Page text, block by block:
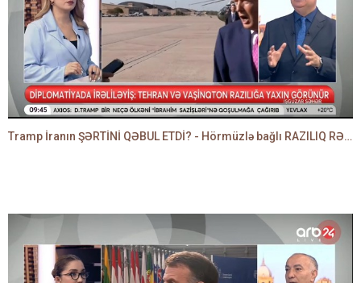
Tramp İranın ŞƏRTİNİ QƏBUL ETDİ? - Hörmüzlə bağlı RAZILIQ RƏSMƏN AÇIQLANIR -BAKİR HƏDƏNBƏYLİ danışır